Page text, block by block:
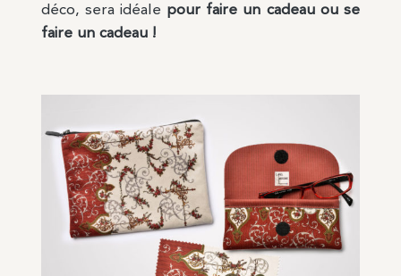
déco, sera idéale pour faire un cadeau ou se
faire un cadeau !